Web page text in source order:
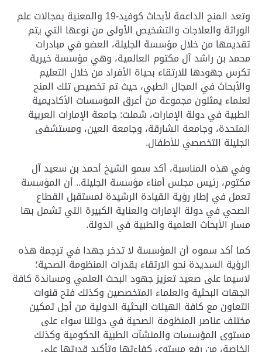
وتعد المنح الداعمة لأبحاث كوفيد-19 والمعنية بمجالات علم
الوراثة والعلاجات والتشخيص الأولى من نوعها التي يتم
تقديمها من خلال مؤسسة الجليلة، العضو في مبادرات
محمد بن راشد آل مكتوم العالمية، وهي مؤسسة خيرية
تكرس جهودها للارتقاء بحياة الأفراد من خلال التعليم
والأبحاث في المجال الطبي، حيث تم تخصيص تلك المنح
لعلماء يمثلون مجموعة من أعرق المؤسسات الأكاديمية
الطبية في دولة الإمارات، شملت: جامعة الإمارات العربية
المتحدة، وجامعة الشارقة، وجامعة العين، ومستشفى
الجليلة التخصصي للأطفال.
وفي هذه المناسبة، أكد سمو الشيخ أحمد بن سعيد آل
مكتوم، رئيس مجلس أمناء مؤسسة الجليلة.. أن المؤسسة
تعمل في إطار رؤية القيادة الرشيدة لمستقبل القطاع
الصحي في دولة الإمارات والعناية الكبيرة التي تشمل بها
مسار الأبحاث العلمية والطبية في الدولة.
كما أكد سموه أن المؤسسة لا تدخر جهدا في ترجمة هذه
الرؤية السديدة نحو الارتقاء بقدرات المنظومة الصحية؛
لاسيما على صعيد تعزيز جهود البحث العلمي ومساندة كافة
الجهات البحثية والعلماء المتخصصين وكذلك فتح قنوات
التعاون مع كافة الهيئات البحثية الدولية من أجل تمكين
مختلف عناصر المنظومة الصحية في دولتنا سواء على
مستوى المؤسسات والمنشآت الطبية الحكومية وكذلك